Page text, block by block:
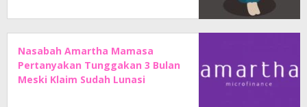
Nasabah Amartha Mamasa
Pertanyakan Tunggakan 3 Bulan
Meski Klaim Sudah Lunasi